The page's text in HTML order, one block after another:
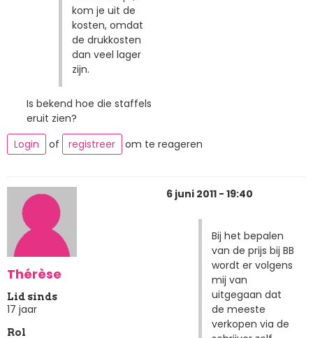
kom je uit de
kosten, omdat
de drukkosten
dan veel lager
zijn.
Is bekend hoe die staffels
eruit zien?
Login
of registreer om te reageren
Thérèse
Lid sinds
17 jaar
Rol
6 juni 2011 - 19:40
Bij het bepalen
van de prijs bij BB
wordt er volgens
mij van
uitgegaan dat
de meeste
verkopen via de